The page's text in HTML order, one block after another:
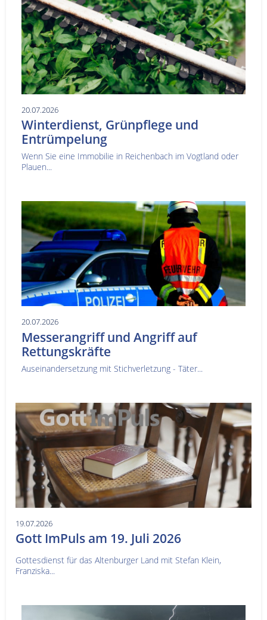
20.07.2026
Winterdienst, Grünpflege und
Entrümpelung
Wenn Sie eine Immobilie in Reichenbach im Vogtland oder
Plauen...
20.07.2026
Messerangriff und Angriff auf
Rettungskräfte
Auseinandersetzung mit Stichverletzung - Täter...
19.07.2026
Gott ImPuls am 19. Juli 2026
Gottesdienst für das Altenburger Land mit Stefan Klein,
Franziska...